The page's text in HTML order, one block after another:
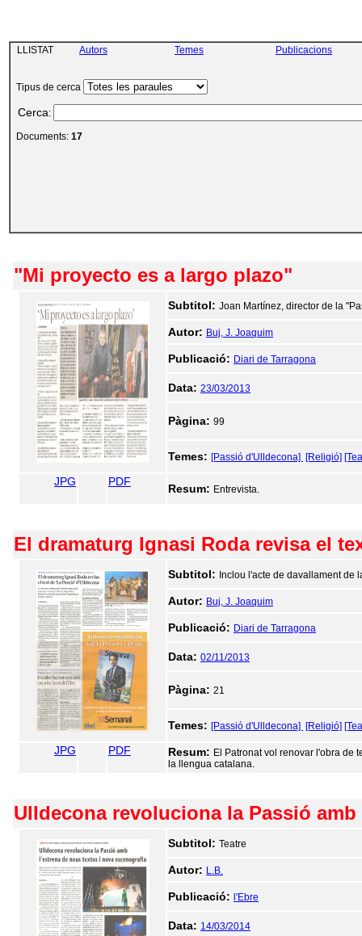
LLISTAT Autors Temes Publicacions
Tipus de cerca
Cerca:
Documents: 17
"Mi proyecto es a largo plazo"
Subtitol: Joan Martínez, director de la
Autor: Buj, J. Joaquim
Publicació: Diari de Tarragona
Data: 23/03/2013
Pàgina: 99
Temes: [Passió d'Ulldecona] [Religió]
JPG PDF
Resum: Entrevista.
El dramaturg Ignasi Roda revisa el
Subtitol: Inclou l'acte de davallament de
Autor: Buj, J. Joaquim
Publicació: Diari de Tarragona
Data: 02/11/2013
Pàgina: 21
Temes: [Passió d'Ulldecona] [Religió]
JPG PDF Resum: El Patronat vol renovar l'obra de
la llengua catalana.
Ulldecona revoluciona la Passió
Subtitol: Teatre
Autor: L.B.
Publicació: l'Ebre
Data: 14/03/2014